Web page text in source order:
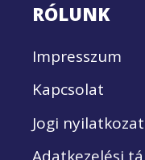
RÓLUNK
Impresszum
Kapcsolat
Jogi nyilatkozat